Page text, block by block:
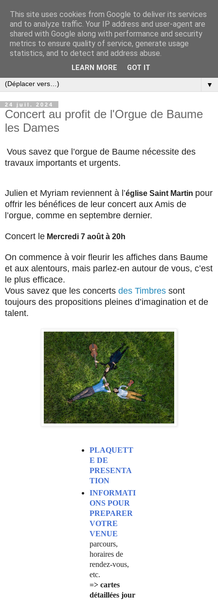
▼
24 juil. 2024
Concert au profit de l'Orgue de Baume
les Dames
Vous savez que l’orgue de Baume nécessite des
travaux importants et urgents.
Julien et Myriam reviennent à l’église Saint Martin pour
offrir les bénéfices de leur concert aux Amis de
l’orgue, comme en septembre dernier.
Concert le Mercredi 7 août à 20h
On commence à voir fleurir les affiches dans Baume
et aux alentours, mais parlez-en autour de vous, c’est
le plus efficace.
Vous savez que les concerts des Timbres sont
toujours des propositions pleines d’imagination et de
talent.
PLAQUETT
E DE
PRESENTA
TION
INFORMATI
ONS POUR
PREPARER
VOTRE
VENUE
parcours,
horaires de
rendez-vous,
etc.
=> cartes
détaillées jour
This site uses cookies from Google to deliver its services
and to analyze traffic. Your IP address and user-agent are
shared with Google along with performance and security
metrics to ensure quality of service, generate usage
statistics, and to detect and address abuse.
LEARN MORE GOT IT